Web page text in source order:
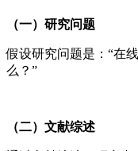
（一）研究问题
假设研究问题是：“在
么？”
（二）文献综述